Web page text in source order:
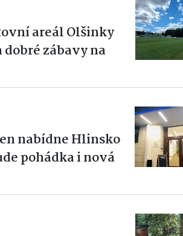
areál Olšinky
zábavy na
nabídne Hlinsko
pohádka i nová